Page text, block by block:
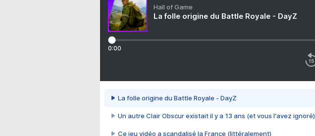
Hall of Game
La folle origine du Battle Royale - DayZ
0:00
La folle origine du Battle Royale - DayZ
Un autre Clair Obscur existait il y a 13 ans (et vous l'avez ignoré)
Ce jeu vidéo a scandalisé la France (littéralement)